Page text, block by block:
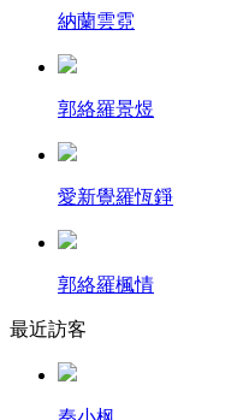
納蘭雲霓
郭絡羅景煜
愛新覺羅恆錚
郭絡羅楓情
最近訪客